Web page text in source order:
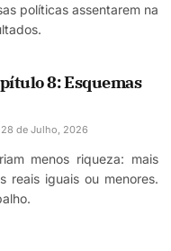
políticas assentarem na
8: Esquemas
28 de Julho, 2026
menos riqueza: mais
reais iguais ou menores.